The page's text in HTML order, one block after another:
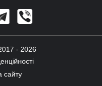
- 2026
сайту